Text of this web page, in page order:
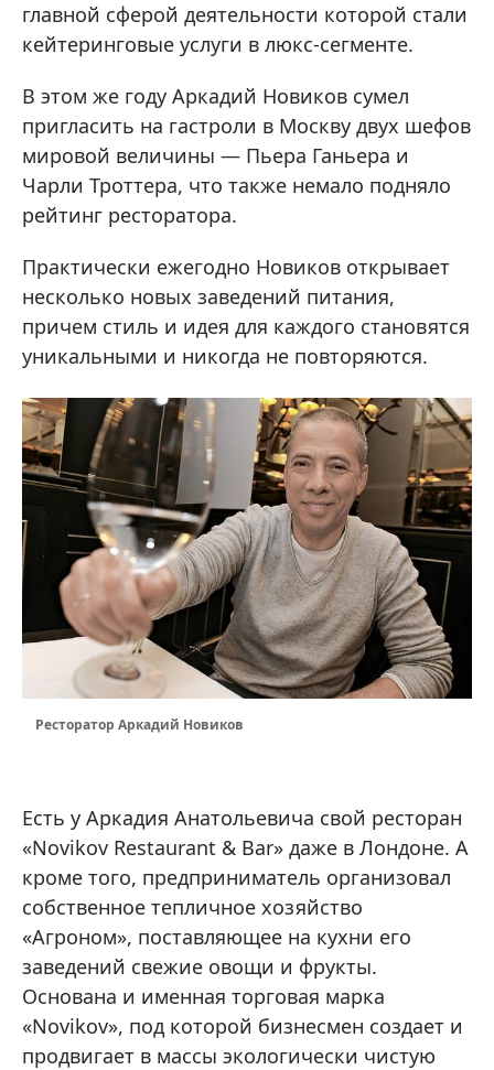
главной сферой деятельности которой стали
кейтеринговые услуги в люкс-сегменте.
В этом же году Аркадий Новиков сумел
пригласить на гастроли в Москву двух шефов
мировой величины — Пьера Ганьера и
Чарли Троттера, что также немало подняло
рейтинг ресторатора.
Практически ежегодно Новиков открывает
несколько новых заведений питания,
причем стиль и идея для каждого становятся
уникальными и никогда не повторяются.
Ресторатор Аркадий Новиков
Есть у Аркадия Анатольевича свой ресторан
«Novikov Restaurant & Bar» даже в Лондоне. А
кроме того, предприниматель организовал
собственное тепличное хозяйство
«Агроном», поставляющее на кухни его
заведений свежие овощи и фрукты.
Основана и именная торговая марка
«Novikov», под которой бизнесмен создает и
продвигает в массы экологически чистую